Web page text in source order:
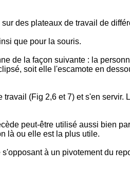
des plateaux de travail de
que pour la souris.
de la façon suivante : la
soit elle l'escamote en
(Fig 2,6 et 7) et s'en servir.
peut-être utilisé aussi bien
là ou elle est la plus utile.
à un pivotement du